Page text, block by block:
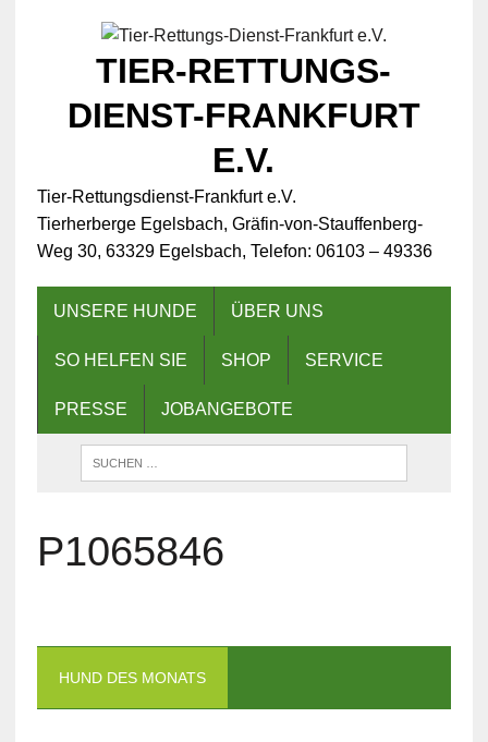
TIER-RETTUNGS-
DIENST-FRANKFURT
E.V.
Tier-Rettungsdienst-Frankfurt e.V.
Tierherberge Egelsbach, Gräfin-von-Stauffenberg-
Weg 30, 63329 Egelsbach, Telefon: 06103 – 49336
UNSERE HUNDE ÜBER UNS
SO HELFEN SIE SHOP SERVICE
PRESSE JOBANGEBOTE
P1065846
HUND DES MONATS